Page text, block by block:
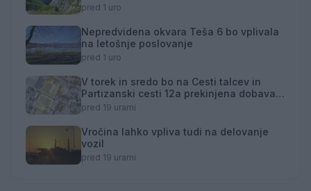
pred 1 uro
Nepredvidena okvara Teša 6 bo vplivala
na letošnje poslovanje
pred 1 uro
V torek in sredo bo na Cesti talcev in
Partizanski cesti 12a prekinjena dobava
toplotne energije
pred 19 urami
Vročina lahko vpliva tudi na delovanje
vozil
pred 19 urami